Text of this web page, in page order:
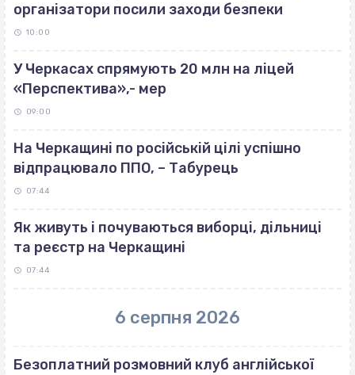
організатори посили заходи безпеки
10:00
У Черкасах спрямують 20 млн на ліцей
«Перспектива»,- мер
09:00
На Черкащині по російській цілі успішно
відпрацювало ППО, – Табурець
07:44
Як живуть і почуваються виборці, дільниці
та реєстр на Черкащині
07:44
6 серпня 2026
Безоплатний розмовний клуб англійської